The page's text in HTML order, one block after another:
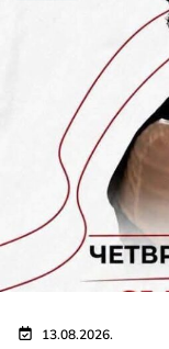
13.08.2026.